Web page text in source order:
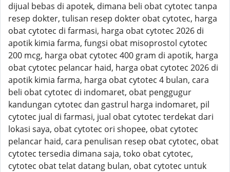
dijual bebas di apotek, dimana beli obat cytotec tanpa
resep dokter, tulisan resep dokter obat cytotec, harga
obat cytotec di farmasi, harga obat cytotec 2026 di
apotik kimia farma, fungsi obat misoprostol cytotec
200 mcg, harga obat cytotec 400 gram di apotik, harga
obat cytotec pelancar haid, harga obat cytotec 2026 di
apotik kimia farma, harga obat cytotec 4 bulan, cara
beli obat cytotec di indomaret, obat penggugur
kandungan cytotec dan gastrul harga indomaret, pil
cytotec jual di farmasi, jual obat cytotec terdekat dari
lokasi saya, obat cytotec ori shopee, obat cytotec
pelancar haid, cara penulisan resep obat cytotec, obat
cytotec tersedia dimana saja, toko obat cytotec,
cytotec obat telat datang bulan, obat cytotec untuk